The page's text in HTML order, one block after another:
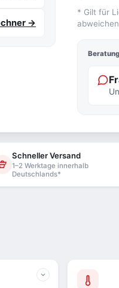
→
* Gilt für
Schneller Versand
1–2 Werktage innerhalb
Deutschlands*